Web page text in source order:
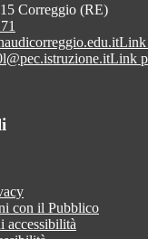
Correggio (RE)
Link
Link
con il Pubblico
accessibilità